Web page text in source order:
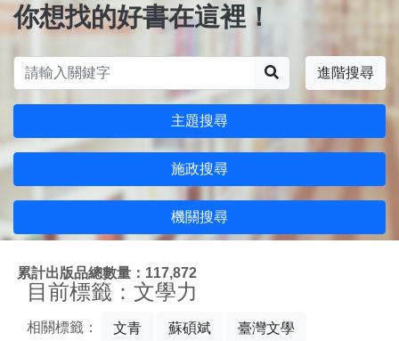
你想找的好書在這裡！
進階搜尋
主題搜尋
施政搜尋
機關搜尋
累計出版品總數量：117,872
目前標籤：文學力
相關標籤： 文青 蘇碩斌 臺灣文學